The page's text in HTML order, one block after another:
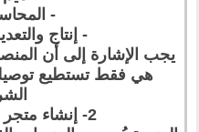
-
- إنتاج
يجب الإشارة إلى أن
هي فقط تستطيع
2- إنشاء متجر إلكتروني مجاني